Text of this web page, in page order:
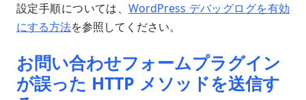
設定手順については、WordPress デバッグログを有効
にする方法を参照してください。
お問い合わせフォームプラグイン
が誤った HTTP メソッドを送信す